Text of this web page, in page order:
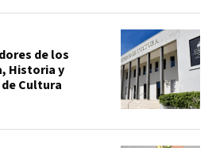
de los
Historia y
Cultura